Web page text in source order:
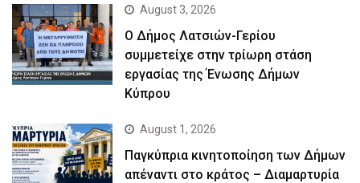
August 3, 2026
Ο Δήμος Λατσιών-Γερίου
συμμετείχε στην τρίωρη στάση
εργασίας της Ένωσης Δήμων
Κύπρου
August 1, 2026
Παγκύπρια κινητοποίηση των Δήμων
απέναντι στο κράτος – Διαμαρτυρία